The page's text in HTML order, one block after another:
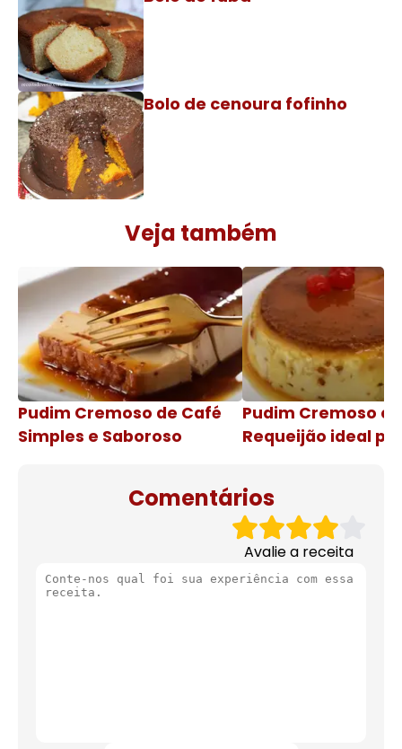
Bolo de cenoura fofinho
Veja também
Pudim Cremoso de Café
Simples e Saboroso
Pudim Cremoso
Requeijão ideal
Comentários
Avalie a receita